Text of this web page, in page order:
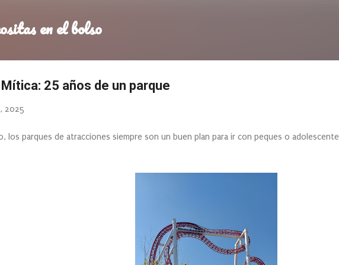
en el bolso
25 años de un parque
2025
los parques de atracciones siempre son un buen plan para ir con peques o